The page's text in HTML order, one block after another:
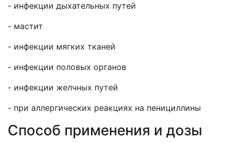
- инфекции дыхательных путей
- мастит
- инфекции мягких тканей
- инфекции половых органов
- инфекции желчных путей
- при аллергических реакциях на пенициллины
Способ применения и дозы